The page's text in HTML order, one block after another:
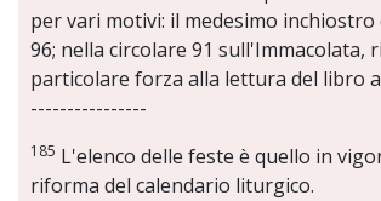
per vari motivi: il medesimo inchiostro
96; nella circolare 91 sull'Immacolata,
particolare forza alla lettura del libro
----------------
185 L'elenco delle feste è quello in
riforma del calendario liturgico.